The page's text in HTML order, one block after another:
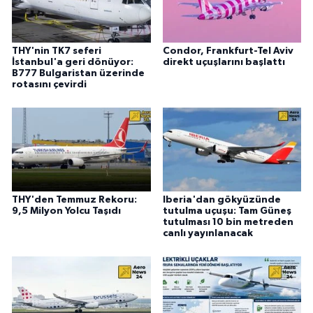
THY'nin TK7 seferi
İstanbul'a geri dönüyor:
B777 Bulgaristan üzerinde
rotasını çevirdi
Condor, Frankfurt-Tel Aviv
direkt uçuşlarını başlattı
THY'den Temmuz Rekoru:
9,5 Milyon Yolcu Taşıdı
Iberia'dan gökyüzünde
tutulma uçuşu: Tam Güneş
tutulması 10 bin metreden
canlı yayınlanacak